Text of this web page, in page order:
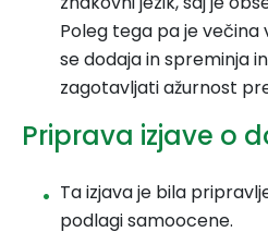
Poleg tega pa je večina
se dodaja in spreminja
zagotavljati ažurnost
Priprava izjave o
Ta izjava je bila
podlagi samoocene.